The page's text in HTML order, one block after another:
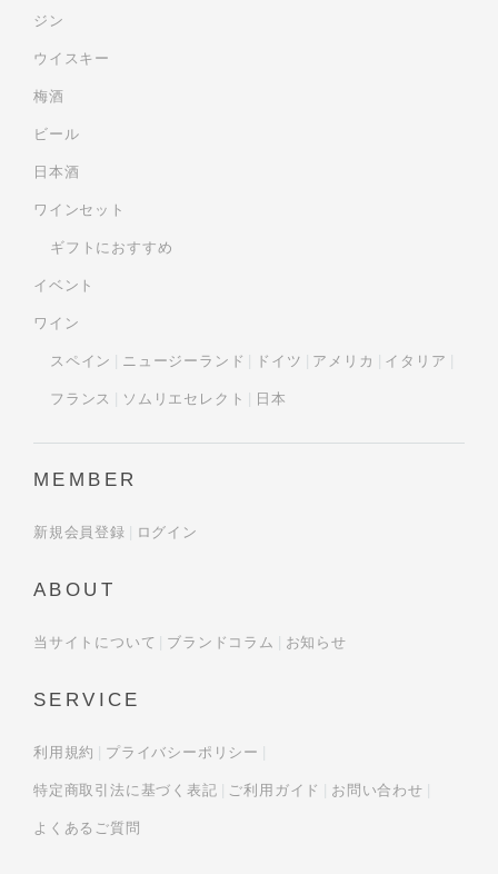
ジン
ウイスキー
梅酒
ビール
日本酒
ワインセット
ギフトにおすすめ
イベント
ワイン
スペイン ニュージーランド ドイツ アメリカ イタリア
フランス ソムリエセレクト 日本
MEMBER
新規会員登録 ログイン
ABOUT
当サイトについて ブランドコラム お知らせ
SERVICE
利用規約 プライバシーポリシー
特定商取引法に基づく表記 ご利用ガイド お問い合わせ
よくあるご質問